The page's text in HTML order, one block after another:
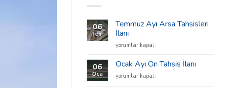
06
Tem
Temmuz Ayı Arsa Tahsisleri
İlanı
Temmuz
Arsa
İlanı
yorumlar kapalı
06
Oca
Ocak Ayı Ön Tahsis İlanı
Ocak
yorumlar kapalı